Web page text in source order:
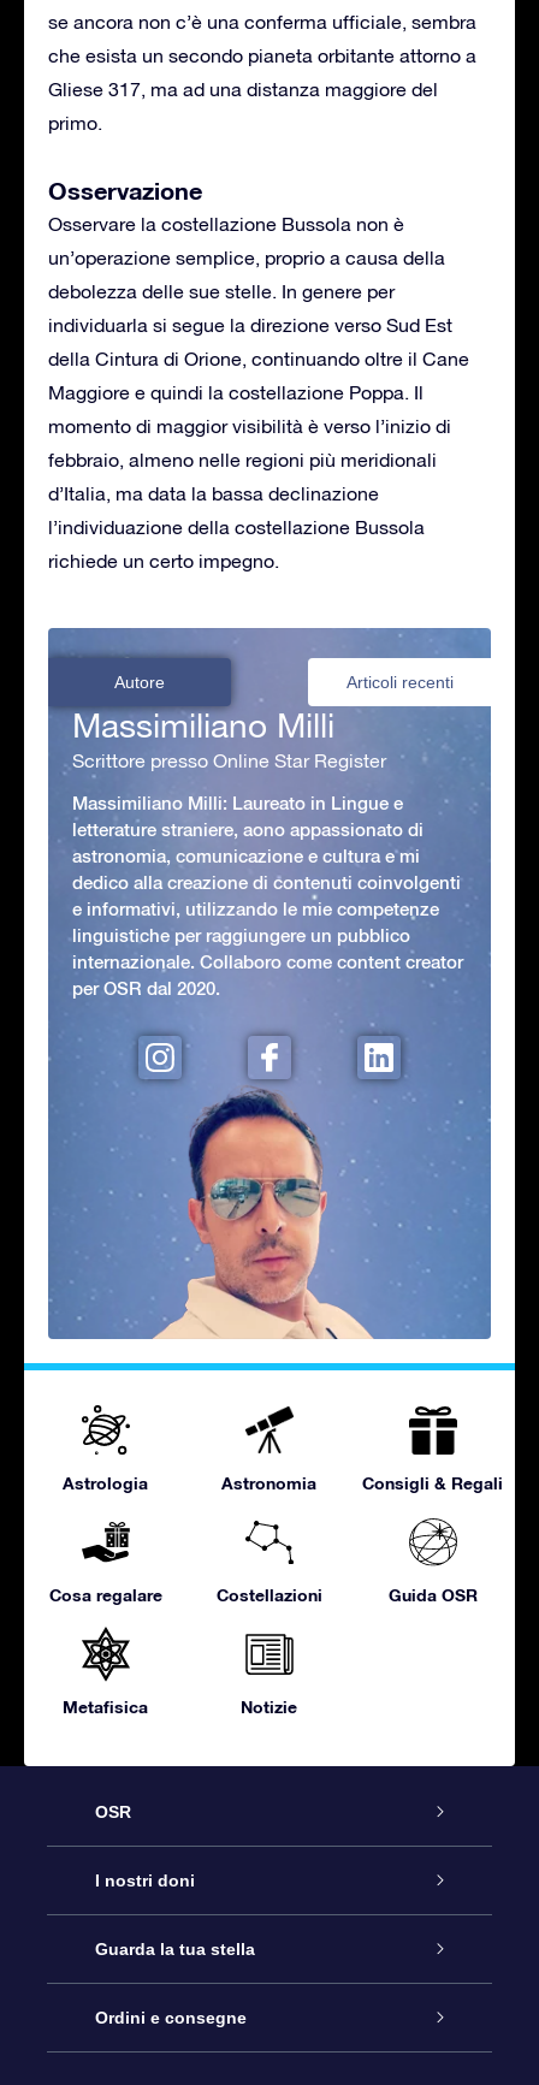
se ancora non c’è una conferma ufficiale, sembra
che esista un secondo pianeta orbitante attorno a
Gliese 317, ma ad una distanza maggiore del
primo.
Osservazione
Osservare la costellazione Bussola non è
un’operazione semplice, proprio a causa della
debolezza delle sue stelle. In genere per
individuarla si segue la direzione verso Sud Est
della Cintura di Orione, continuando oltre il Cane
Maggiore e quindi la costellazione Poppa. Il
momento di maggior visibilità è verso l’inizio di
febbraio, almeno nelle regioni più meridionali
d’Italia, ma data la bassa declinazione
l’individuazione della costellazione Bussola
richiede un certo impegno.
Autore Articoli recenti
Massimiliano Milli
Scrittore presso Online Star Register
Massimiliano Milli: Laureato in Lingue e
letterature straniere, aono appassionato di
astronomia, comunicazione e cultura e mi
dedico alla creazione di contenuti coinvolgenti
e informativi, utilizzando le mie competenze
linguistiche per raggiungere un pubblico
internazionale. Collaboro come content creator
per OSR dal 2020.
Astrologia Astronomia Consigli & Regali
Cosa regalare Costellazioni Guida OSR
Metafisica Notizie
OSR
Assistenza
Contattaci
Blog
I nostri doni
Online Star Gift
Pacchetto regalo OSR
Guarda la tua stella
Registro stellare
Ordini e consegne